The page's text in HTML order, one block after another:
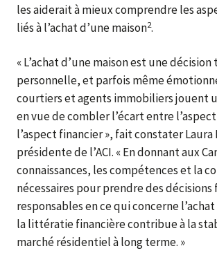
les aiderait à mieux comprendre les
liés à l’achat d’une maison2.
« L’achat d’une maison est une décision
personnelle, et parfois même
courtiers et agents immobiliers jouent
en vue de combler l’écart entre
l’aspect financier », fait constater Laura
présidente de l’ACI. « En donnant aux
connaissances, les compétences et la
nécessaires pour prendre des décisions
responsables en ce qui concerne
la littératie financière contribue à la
marché résidentiel à long terme. »